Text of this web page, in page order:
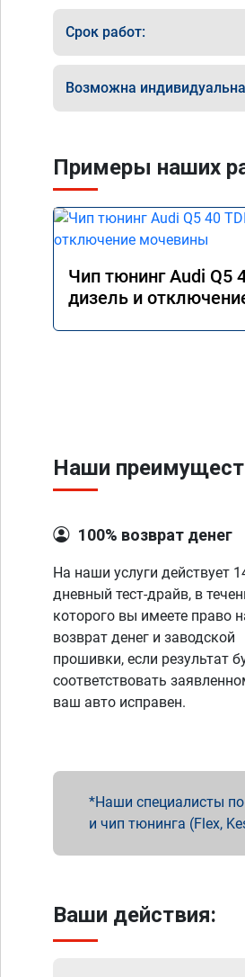
Срок работ:
Возможна
Примеры наших
Чип тюнинг Audi Q5
дизель и
Наши
100% возврат денег
На наши услуги действует
дневный тест-драйв, в
которого вы имеете право
возврат денег и заводской
прошивки, если результат
соответствовать
ваш авто исправен.
Наши специалисты
и чип тюнинга (Flex,
Ваши действия: